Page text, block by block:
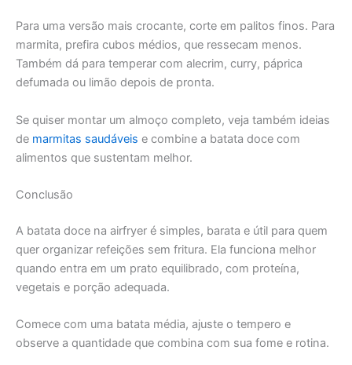
Para uma versão mais crocante, corte em palitos finos. Para
marmita, prefira cubos médios, que ressecam menos.
Também dá para temperar com alecrim, curry, páprica
defumada ou limão depois de pronta.
Se quiser montar um almoço completo, veja também ideias
de marmitas saudáveis e combine a batata doce com
alimentos que sustentam melhor.
Conclusão
A batata doce na airfryer é simples, barata e útil para quem
quer organizar refeições sem fritura. Ela funciona melhor
quando entra em um prato equilibrado, com proteína,
vegetais e porção adequada.
Comece com uma batata média, ajuste o tempero e
observe a quantidade que combina com sua fome e rotina.